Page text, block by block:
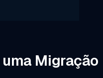
Migração